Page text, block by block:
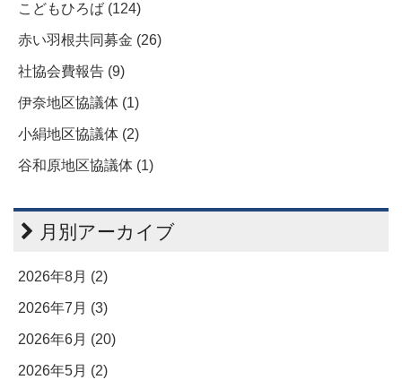
こどもひろば (124)
赤い羽根共同募金 (26)
社協会費報告 (9)
伊奈地区協議体 (1)
小絹地区協議体 (2)
谷和原地区協議体 (1)
月別アーカイブ
2026年8月 (2)
2026年7月 (3)
2026年6月 (20)
2026年5月 (2)